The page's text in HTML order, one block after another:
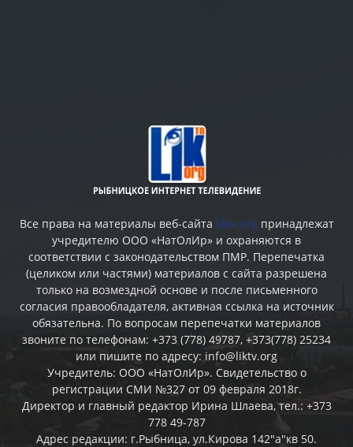
Все права на материалы веб-сайта liktv.org принадлежат
учредителю ООО «НатОлИр» и охраняются в
соответствии с законодательством ПМР. Перепечатка
(целиком или частями) материалов c сайта разрешена
только на возмездной основе и после письменного
согласия правообладателя, активная ссылка на источник
обязательна. По вопросам перепечатки материалов
звоните по телефонам: +373 (778) 49787, +373(778) 25234
или пишите по адресу: info@liktv.org
Учредитель: ООО «НатОлИр». Свидетельство о
регистрации СМИ №327 от 09 февраля 2018г.
Директор и главный редактор Ирина Шлаева, тел.: +373
778 49-787
Адрес редакции: г.Рыбница, ул.Кирова 142"а"кв 50.